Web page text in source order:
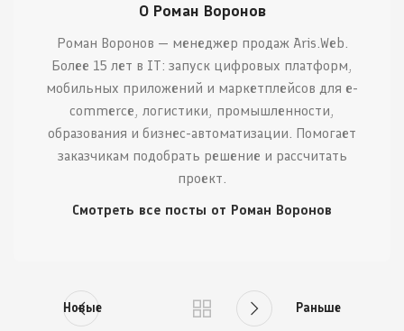
О Роман Воронов
Роман Воронов — менеджер продаж Aris.Web.
Более 15 лет в IT: запуск цифровых платформ,
мобильных приложений и маркетплейсов для e-
commerce, логистики, промышленности,
образования и бизнес-автоматизации. Помогает
заказчикам подобрать решение и рассчитать
проект.
Смотреть все посты от Роман Воронов
Новые Раньше